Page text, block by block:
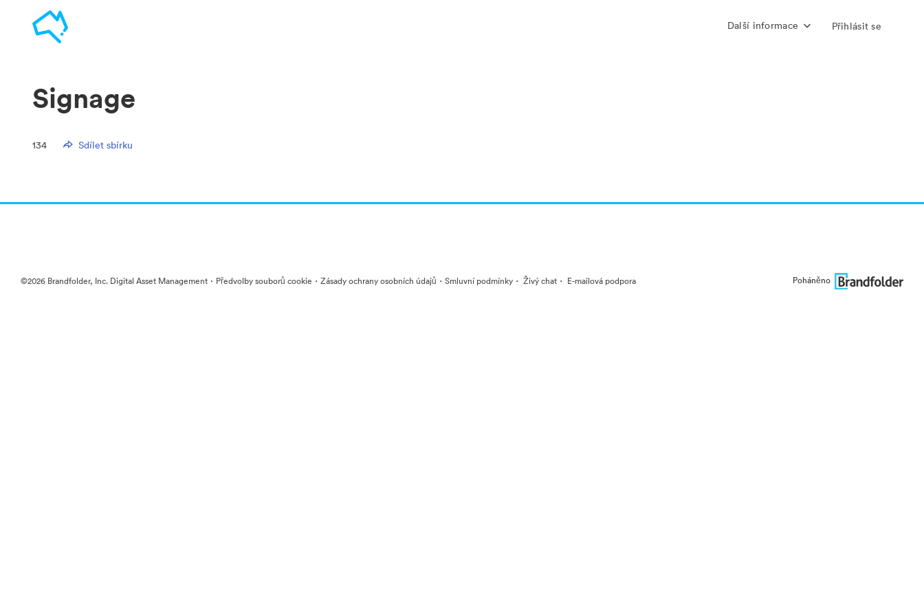
Další informace Přihlásit se
Signage
134 Sdílet sbírku
©2026 Brandfolder, Inc. Digital Asset Management · Předvolby souborů cookie · Zásady ochrany osobních údajů · Smluvní podmínky · Živý chat · E-mailová podpora Poháněno